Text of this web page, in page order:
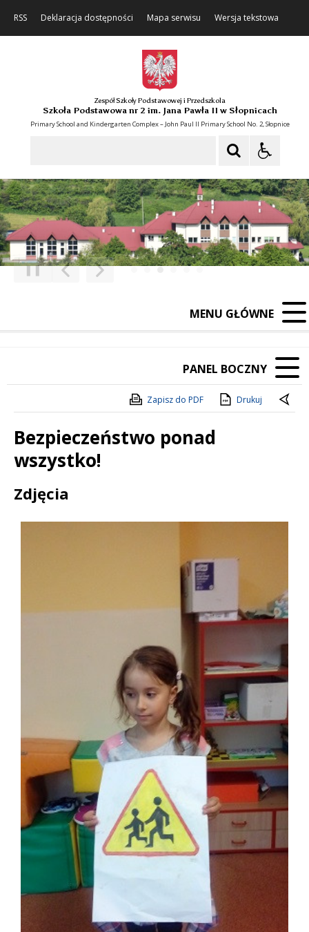
RSS Deklaracja dostępności Mapa serwisu Wersja tekstowa
Zespół Szkoły Podstawowej i Przedszkola
Szkoła Podstawowa nr 2 im. Jana Pawła II w Słopnicach
Primary School and Kindergarten Complex – John Paul II Primary School No. 2, Słopnice
Poprzedni Element
Następny Element
❚❚
MENU GŁÓWNE
PANEL BOCZNY
Zapisz do PDF Drukuj
Bezpieczeństwo ponad
wszystko!
Treść
Zdjęcia